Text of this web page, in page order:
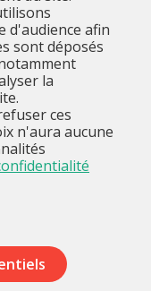
d'audience afin
sont déposés
la
ces
n'aura aucune